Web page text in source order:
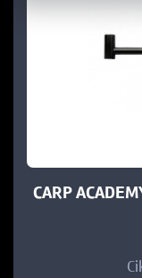
CARP